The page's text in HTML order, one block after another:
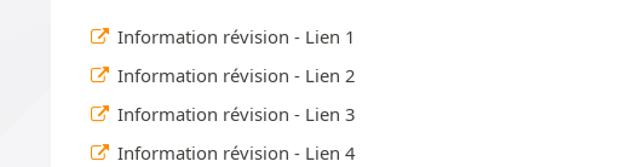
Information révision - Lien 1
Information révision - Lien 2
Information révision - Lien 3
Information révision - Lien 4